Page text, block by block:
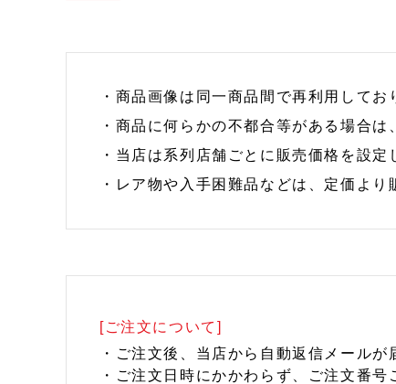
・商品画像は同一商品間で再利用して
・商品に何らかの不都合等がある場合
・当店は系列店舗ごとに販売価格を設
・レア物や入手困難品などは、定価よ
[ご注文について]
・ご注文後、当店から自動返信メール
・ご注文日時にかかわらず、ご注文番